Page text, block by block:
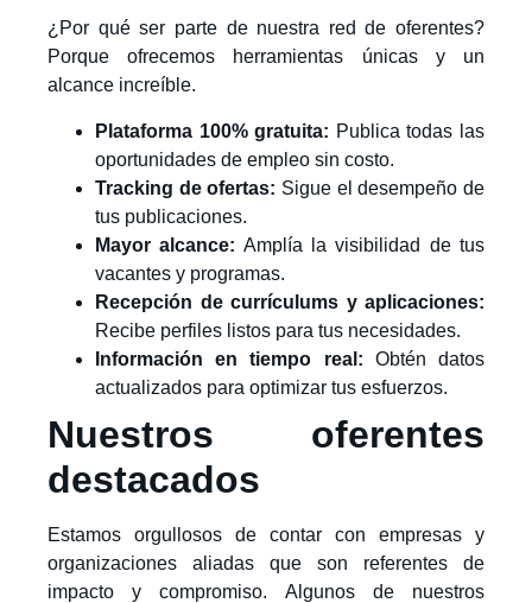
¿Por qué ser parte de nuestra red de oferentes?
Porque ofrecemos herramientas únicas y un
alcance increíble.
Plataforma 100% gratuita: Publica todas las
oportunidades de empleo sin costo.
Tracking de ofertas: Sigue el desempeño de
tus publicaciones.
Mayor alcance: Amplía la visibilidad de tus
vacantes y programas.
Recepción de currículums y aplicaciones:
Recibe perfiles listos para tus necesidades.
Información en tiempo real: Obtén datos
actualizados para optimizar tus esfuerzos.
Nuestros oferentes
destacados
Estamos orgullosos de contar con empresas y
organizaciones aliadas que son referentes de
impacto y compromiso. Algunos de nuestros